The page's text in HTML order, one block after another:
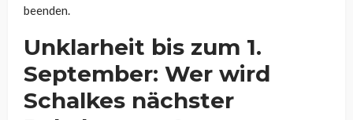
beenden.
Unklarheit bis zum 1.
September: Wer wird
Schalkes nächster